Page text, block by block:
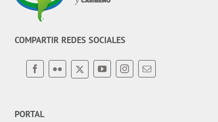
COMPARTIR REDES SOCIALES
PORTAL